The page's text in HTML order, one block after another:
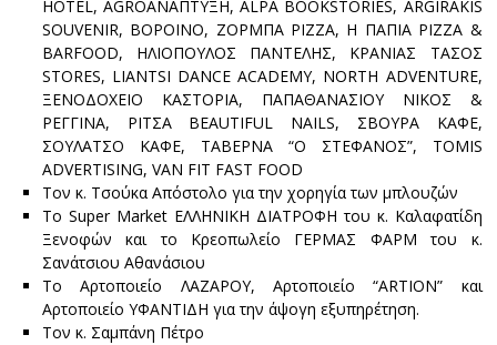
HOTEL, AGROΑΝΑΠΤΥΞΗ, ALPA BOOKSTORIES, ARGIRAKIS
SOUVENIR, ΒΟΡΟΙΝΟ, ΖΟΡΜΠΑ PIZZA, H ΠΑΠΙΑ PIZZA &
BARFOOD, ΗΛΙΟΠΟΥΛΟΣ ΠΑΝΤΕΛΗΣ, ΚΡΑΝΙΑΣ ΤΑΣΟΣ
STORES, LIANTSI DANCE ACADEMY, NORTH ADVENTURE,
ΞΕΝΟΔΟΧΕΙΟ ΚΑΣΤΟΡΙΑ, ΠΑΠΑΘΑΝΑΣΙΟΥ ΝΙΚΟΣ &
ΡΕΓΓΙΝΑ, ΡΙΤΣΑ BEAUTIFUL NAILS, ΣΒΟΥΡΑ ΚΑΦΕ,
ΣΟΥΛΑΤΣΟ ΚΑΦΕ, ΤΑΒΕΡΝΑ “Ο ΣΤΕΦΑΝΟΣ”, TOMIS
ADVERTISING, VAN FIT FAST FOOD
Τον κ. Τσούκα Απόστολο για την χορηγία των μπλουζών
Το Super Market ΕΛΛΗΝΙΚΗ ΔΙΑΤΡΟΦΗ του κ. Καλαφατίδη
Ξενοφών και το Κρεοπωλείο ΓΕΡΜΑΣ ΦΑΡΜ του κ.
Σανάτσιου Αθανάσιου
Το Αρτοποιείο ΛΑΖΑΡΟΥ, Αρτοποιείο “ARTION” και
Αρτοποιείο ΥΦΑΝΤΙΔΗ για την άψογη εξυπηρέτηση.
Τον κ. Σαμπάνη Πέτρο